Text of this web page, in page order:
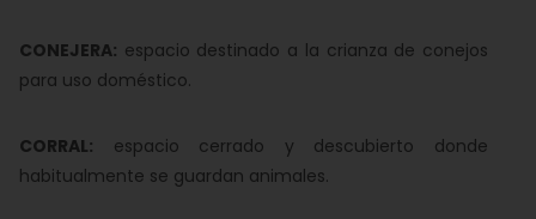
CONEJERA: espacio destinado a la crianza de conejos
para uso doméstico.
CORRAL: espacio cerrado y descubierto donde
habitualmente se guardan animales.